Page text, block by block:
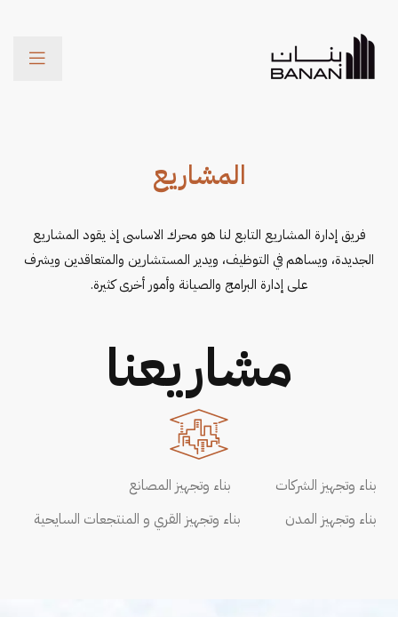
المشاريع
فريق إدارة المشاريع التابع لنا هو محرك الاساسى إذ يقود المشاريع
الجديدة، ويساهم في التوظيف، ويدير المستشارين والمتعاقدين ويشرف
على إدارة البرامج والصيانة وأمور أخرى كثيرة.
مشاريعنا
بناء وتجهيز المصانع
بناء وتجهيز الشركات
بناء وتجهيز القري و المنتجعات السايحية
بناء وتجهيز المدن